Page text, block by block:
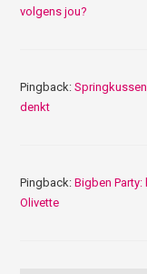
volgens jou?
Pingback:
denkt
Pingback:Bigben
Olivette